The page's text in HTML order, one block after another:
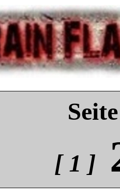
[ 1 ]